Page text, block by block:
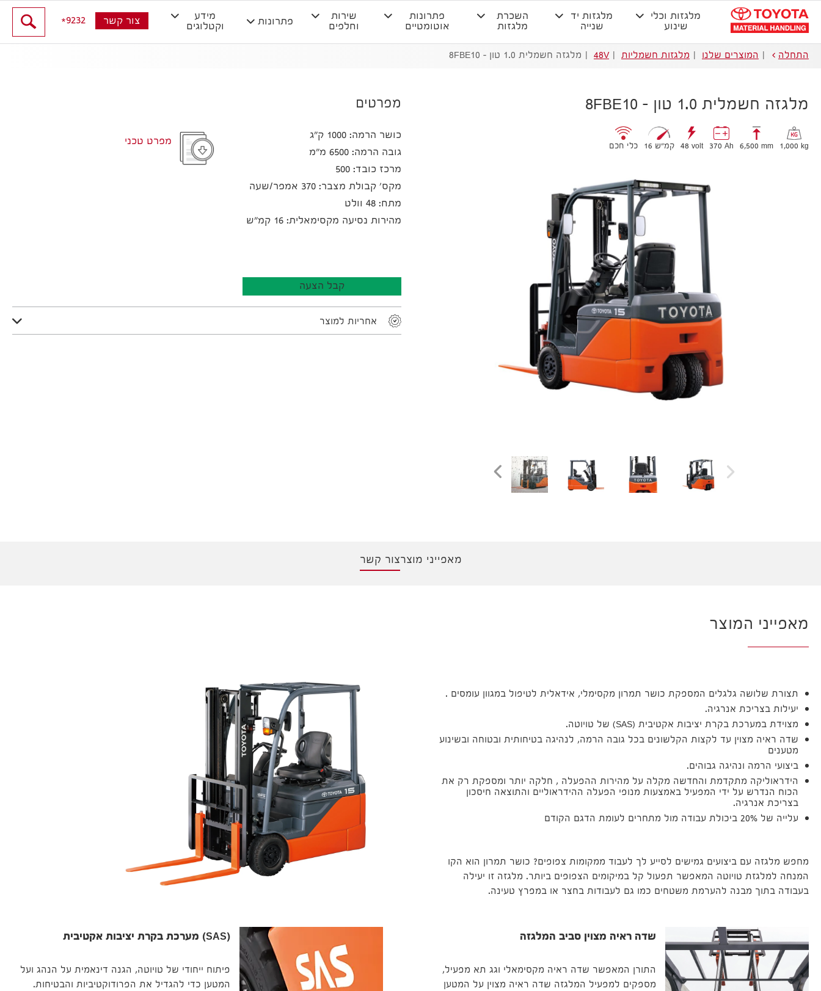
מלגזות וכלי
שינוע
מלגזות יד
שנייה
השכרת
מלגזות
פתרונות
אוטומטיים
שירות
וחלפים
פתרונות
מידע
וקטלוגים
צור קשר 9232
התחלה המוצרים שלנו מלגזות חשמליות 48V מלגזה חשמלית 1.0 טון – 8FBE10
מלגזה חשמלית 1.0 טון – 8FBE10
1,000 kg
6,500 mm
370 Ah
48 volt 16 קמ״ש כלי חכם
מפרטים
כושר הרמה: 1000 ק"ג
גובה הרמה: 6500 מ"מ
מרכז כובד: 500
מקס' קבולת מצבר: 370 אמפר/שעה
מתח: 48 וולט
מהירות נסיעה מקסימאלית: 16 קמ"ש
מפרט טכני
קבל הצעה
אחריות למוצר
מאפייני מוצרצור קשר
מאפייני המוצר
תצורת שלושה גלגלים המספקת כושר תמרון מקסימלי, אידאלית לטיפול במגוון עומסים .
יעילות בצריכת אנרגיה.
מצוידת במערכת בקרת יציבות אקטיבית (SAS) של טויוטה.
שדה ראיה מצוין עד לקצות הקלשונים בכל גובה הרמה, לנהיגה בטיחותית ובטוחה ובשינוע
מטענים
ביצועי הרמה ונהיגה גבוהים.
הידראוליקה מתקדמת והחדשה מקלה על מהירות ההפעלה , חלקה יותר ומספקת רק את
הכוח הנדרש על ידי המפעיל באמצעות מנופי הפעלה ההידראוליים והתוצאה חיסכון
בצריכת אנרגיה.
עלייה של 20% ביכולת עבודה מול מתחרים לעומת הדגם הקודם
מחפש מלגזה עם ביצועים גמישים לסייע לך לעבוד ממקומות צפופים? כושר תמרון הוא הקו
המנחה למלגזת טויוטה המאפשר תפעול קל במיקומים הצפופים ביותר. מלגזה זו יעילה
בעבודה בתוך מבנה להערמת משטחים כמו גם לעבודות בחצר או במפרץ טעינה.
שדה ראיה מצוין סביב המלגזה
התורן המאפשר שדה ראיה מקסימאלי וגג תא מפעיל,
מספקים למפעיל המלגזה שדה ראיה מצוין על המטען
(SAS) מערכת בקרת יציבות אקטיבית
פיתוח ייחודי של טויוטה, הגנה דינאמית על הנהג ועל
המטען כדי להגדיל את הפרודוקטיביות והבטיחות.